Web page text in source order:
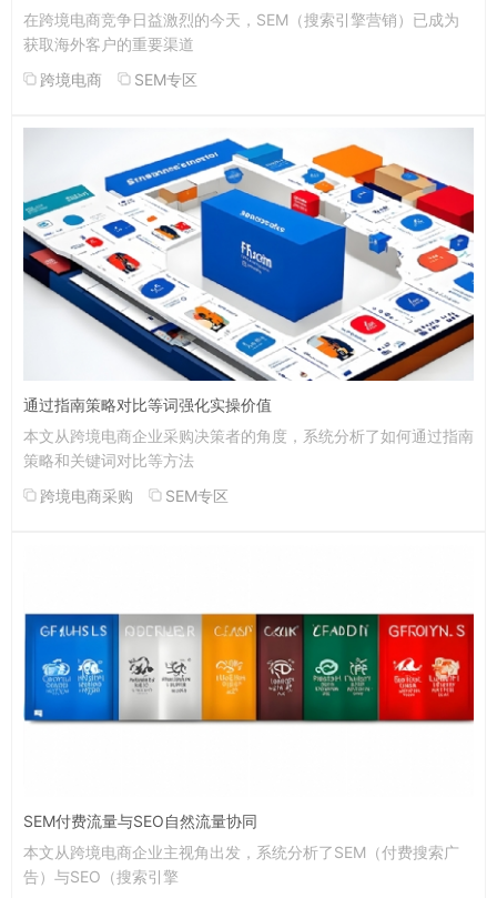
在跨境电商竞争日益激烈的今天，SEM（搜索引擎营销）已成为
获取海外客户的重要渠道
跨境电商
SEM专区
通过指南策略对比等词强化实操价值
本文从跨境电商企业采购决策者的角度，系统分析了如何通过指南
策略和关键词对比等方法
跨境电商采购
SEM专区
SEM付费流量与SEO自然流量协同
本文从跨境电商企业主视角出发，系统分析了SEM（付费搜索广
告）与SEO（搜索引擎